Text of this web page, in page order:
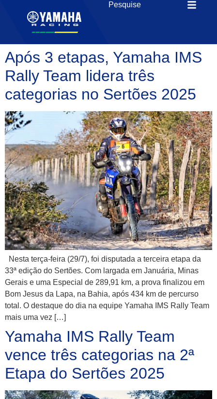
Após 3 etapas, Yamaha IMS
Rally Team lidera três
categorias no Sertões 2025
Nesta terça-feira (29/7), foi disputada a terceira etapa da
33ª edição do Sertões. Com largada em Januária, Minas
Gerais e uma Especial de 289,91 km, a prova finalizou em
Bom Jesus da Lapa, na Bahia, após 434 km de percurso
total. O destaque do dia na equipe Yamaha IMS Rally Team
mais uma vez […]
Yamaha IMS Rally Team
vence três categorias na 2ª
Etapa do Sertões 2025